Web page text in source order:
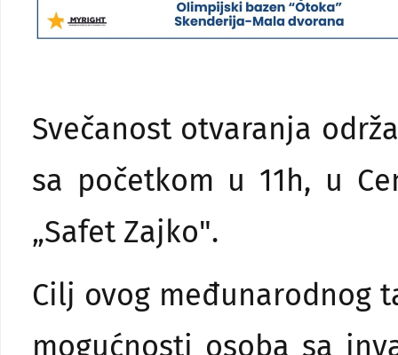
Svečanost otvaranja
sa početkom u 11h, u
„Safet Zajko".
Cilj ovog međunarodnog
mogućnosti osoba sa